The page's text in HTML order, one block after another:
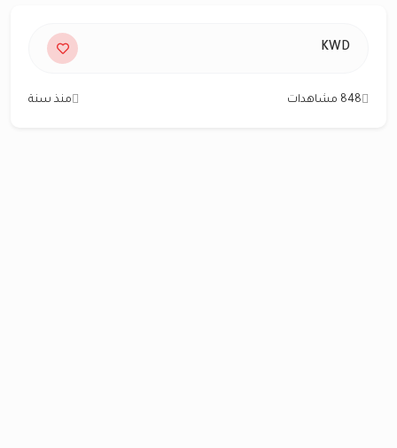
KWD
848 مشاهدات منذ سنة